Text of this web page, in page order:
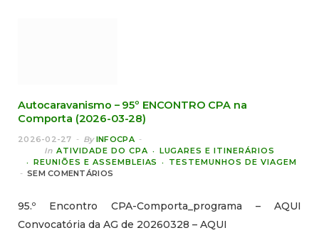
Autocaravanismo – 95º ENCONTRO CPA na
Comporta (2026-03-28)
2026-02-27 By INFOCPA
In ATIVIDADE DO CPA
LUGARES E ITINERÁRIOS
REUNIÕES E ASSEMBLEIAS
TESTEMUNHOS DE VIAGEM
SEM COMENTÁRIOS
95.º Encontro CPA-Comporta_programa – AQUI
Convocatória da AG de 20260328 – AQUI